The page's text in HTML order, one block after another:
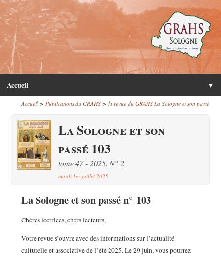
Accueil ▼
Accueil> Publications du GRAHS> la revue du GRAHS La Sologne et son passé
La Sologne et son
passé 103
tome 47 - 2025. N° 2
mardi 1er juillet 2025
La Sologne et son passé n° 103
Chères lectrices, chers lecteurs,
Votre revue s’ouvre avec des informations sur l’actualité
culturelle et associative de l’été 2025. Le 29 juin, vous pourrez